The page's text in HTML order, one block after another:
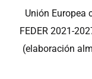
Unión Europea
FEDER 2021-
(elaboración